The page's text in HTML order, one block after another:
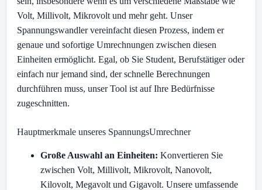
Volt, Millivolt, Mikrovolt und mehr geht. Unser
Spannungswandler vereinfacht diesen Prozess, indem er
genaue und sofortige Umrechnungen zwischen diesen
Einheiten ermöglicht. Egal, ob Sie Student, Berufstätiger oder
einfach nur jemand sind, der schnelle Berechnungen
durchführen muss, unser Tool ist auf Ihre Bedürfnisse
zugeschnitten.
Hauptmerkmale unseres SpannungsUmrechner
Große Auswahl an Einheiten: Konvertieren Sie
zwischen Volt, Millivolt, Mikrovolt, Nanovolt,
Kilovolt, Megavolt und Gigavolt. Unsere umfassende